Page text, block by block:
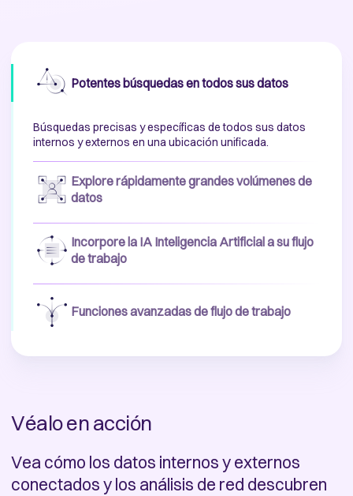
Potentes búsquedas en todos sus datos
Búsquedas precisas y específicas de todos sus datos
internos y externos en una ubicación unificada.
Explore rápidamente grandes volúmenes de
datos
Incorpore la IA Inteligencia Artificial a su flujo
de trabajo
Funciones avanzadas de flujo de trabajo
Véalo en acción
Vea cómo los datos internos y externos
conectados y los análisis de red descubren